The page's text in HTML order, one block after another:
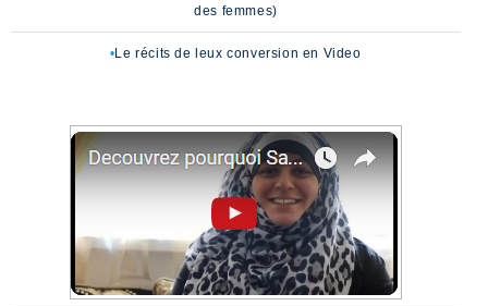
des femmes)
Le récits de leux conversion en Video